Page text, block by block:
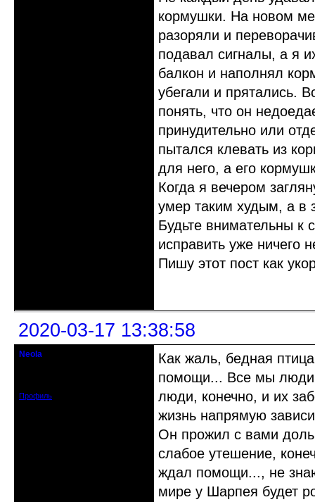
кормушки. На новом
разоряли и
подавал сигналы, а я
балкон и наполнял
убегали и прятались.
понять, что он
принудительно или
пытался клевать из
для него, а его
Когда я вечером
умер таким худым, а в
Будьте внимательны к
исправить уже ничего
Пишу этот пост как
2020-03-17 13:38:58
Neola
Профиль
Как жаль, бедная
помощи... Все мы люди
люди, конечно, и их
жизнь напрямую
Он прожил с вами
слабое утешение,
ждал помощи..., не
мире у Шарпея будет